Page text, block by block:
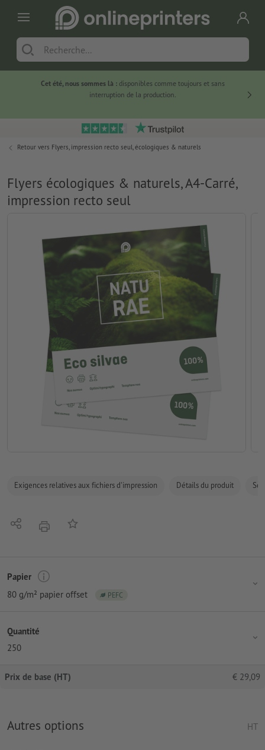
Cet été, nous sommes là :disponibles comme toujours et sans
interruption de la production.
Retour vers Flyers, impression recto seul, écologiques & naturels
Flyers écologiques & naturels, A4-Carré,
impression recto seul
Exigences relatives aux fichiers d'impression Détails du produit
PartagerimprimerAjouter à liste d'article
Papier
80 g/m² papier offset
PEFC
Quantité
250
Prix de base (HT) € 29,09
Autres options HT